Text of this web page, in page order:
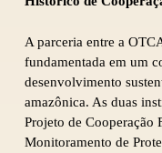
A parceria entre a
fundamentada em um
desenvolvimento
amazônica. As duas
Projeto de Cooperação
Monitoramento de